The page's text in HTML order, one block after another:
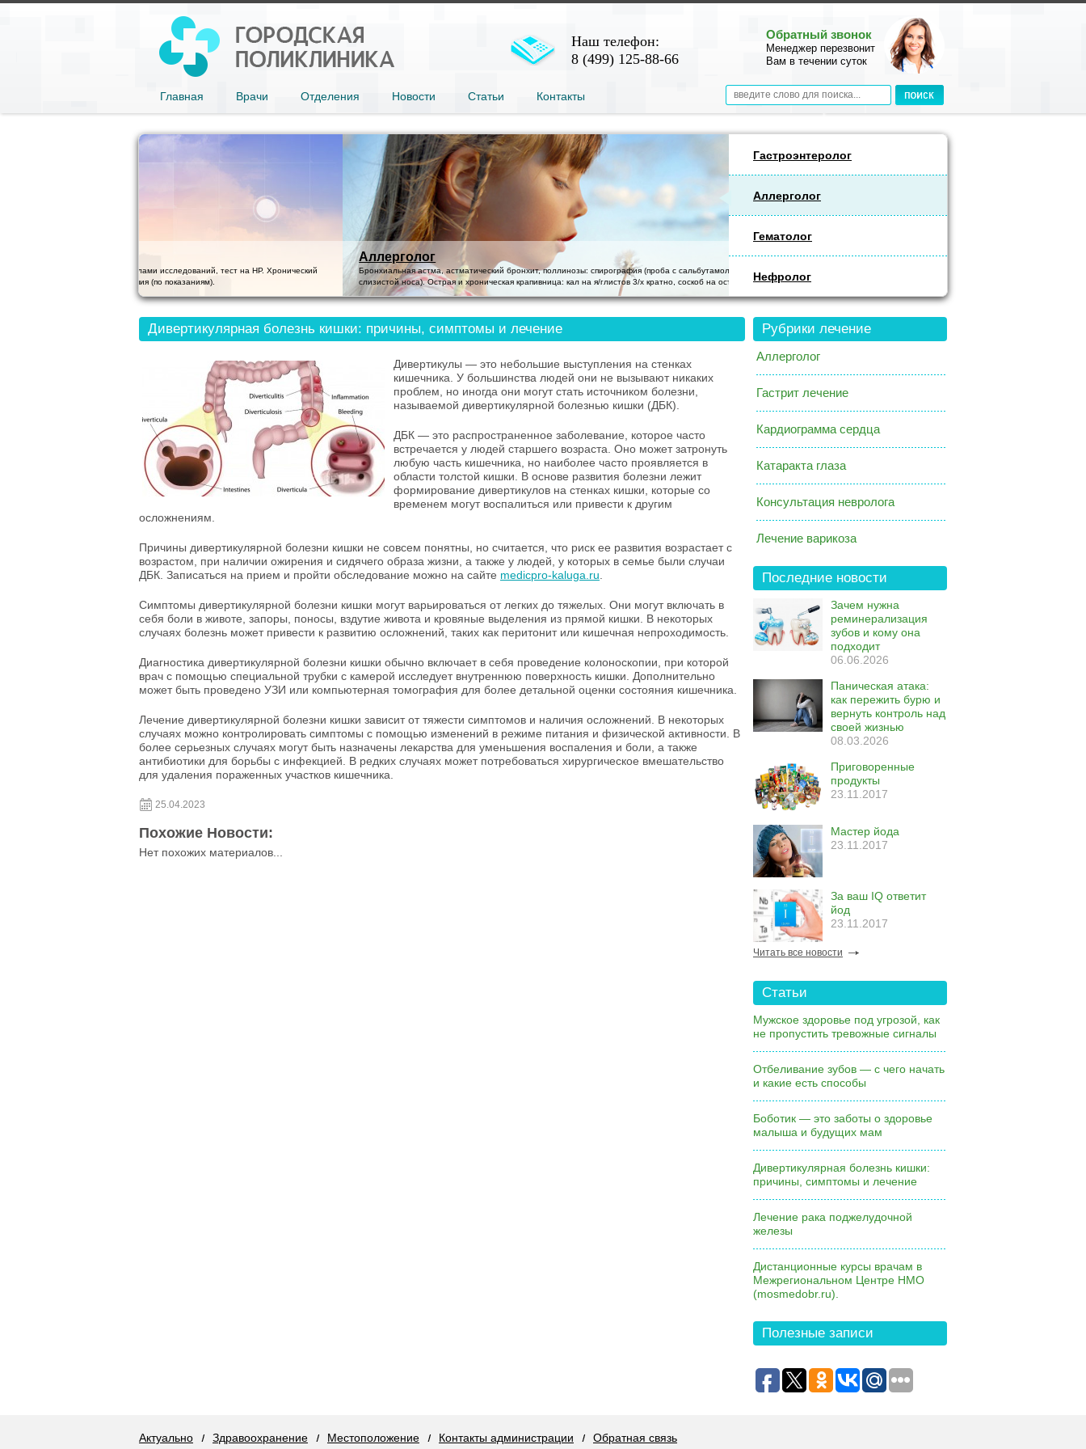
Наш телефон:
8 (499) 125-88-66
Обратный звонок
Менеджер перезвонит
Вам в течении суток
Главная Врачи Отделения Новости Статьи Контакты
Гастроэнтеролог
Аллерголог
Гематолог
Нефролог
Бронхиальная астма, астматический бронхит, поллинозы: спирография (проба с сальбутамолом), осмотр отоларинголога (мазки со
слизистой носа). Острая и хроническая крапивница: кал на я/глистов 3/х кратно, соскоб на острицы...
Гематолог
ретикулосаркому дополнительно – УЗИ брюшной полости (печень, селезенка,
Дивертикулярная болезнь кишки: причины, симптомы и лечение
Дивертикулы — это небольшие выступления на стенках
кишечника. У большинства людей они не вызывают никаких
проблем, но иногда они могут стать источником болезни,
называемой дивертикулярной болезнью кишки (ДБК).
ДБК — это распространенное заболевание, которое часто
встречается у людей старшего возраста. Оно может затронуть
любую часть кишечника, но наиболее часто проявляется в
области толстой кишки. В основе развития болезни лежит
формирование дивертикулов на стенках кишки, которые со
временем могут воспалиться или привести к другим
осложнениям.
Причины дивертикулярной болезни кишки не совсем понятны, но считается, что риск ее развития возрастает с
возрастом, при наличии ожирения и сидячего образа жизни, а также у людей, у которых в семье были случаи
ДБК. Записаться на прием и пройти обследование можно на сайте medicpro-kaluga.ru
Симптомы дивертикулярной болезни кишки могут варьироваться от легких до тяжелых. Они могут включать в
себя боли в животе, запоры, поносы, вздутие живота и кровяные выделения из прямой кишки. В некоторых
случаях болезнь может привести к развитию осложнений, таких как перитонит или кишечная непроходимость.
Диагностика дивертикулярной болезни кишки обычно включает в себя проведение колоноскопии, при которой
врач с помощью специальной трубки с камерой исследует внутреннюю поверхность кишки. Дополнительно
может быть проведено УЗИ или компьютерная томография для более детальной оценки состояния кишечника.
Лечение дивертикулярной болезни кишки зависит от тяжести симптомов и наличия осложнений. В некоторых
случаях можно контролировать симптомы с помощью изменений в режиме питания и физической активности. В
более серьезных случаях могут быть назначены лекарства для уменьшения воспаления и боли, а также
антибиотики для борьбы с инфекцией. В редких случаях может потребоваться хирургическое вмешательство
для удаления пораженных участков кишечника.
25.04.2023
Похожие Новости:
Нет похожих материалов...
Рубрики лечение
Аллерголог
Гастрит лечение
Кардиограмма сердца
Катаракта глаза
Консультация невролога
Лечение варикоза
Последние новости
Зачем нужна
реминерализация
зубов и кому она
подходит
06.06.2026
Паническая атака:
как пережить бурю и
вернуть контроль над
своей жизнью
08.03.2026
Приговоренные
продукты
23.11.2017
Мастер йода
23.11.2017
За ваш IQ ответит
йод
23.11.2017
Читать все новости
Статьи
Мужское здоровье под угрозой, как
не пропустить тревожные сигналы
Отбеливание зубов — с чего начать
и какие есть способы
Боботик — это заботы о здоровье
малыша и будущих мам
Дивертикулярная болезнь кишки:
причины, симптомы и лечение
Лечение рака поджелудочной
железы
Дистанционные курсы врачам в
Межрегиональном Центре НМО
(mosmedobr.ru).
Полезные записи
Актуально Здравоохранение Местоположение Контакты администрации Обратная связь